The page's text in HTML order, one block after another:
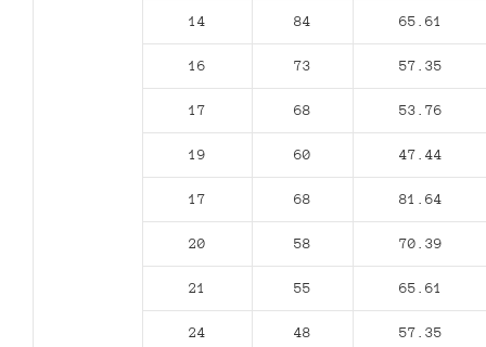
14 84 65.61
16 73 57.35
17 68 53.76
19 60 47.44
17 68 81.64
20 58 70.39
21 55 65.61
24 48 57.35